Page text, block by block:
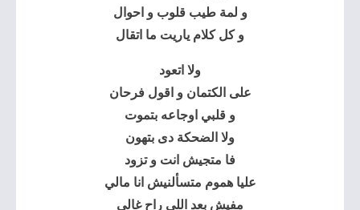
و لمة طيب قلوب و احوال
و كل كلام ياريت ما اتقال
ولا اتعود
على الكتمان و اقول فرحان
و قلبي اوجاعه بتموت
ولا الضحكة دى بتهون
فا متجيش انت و تزود
عليا هموم متسألنيش انا مالي
مفيش بعد اللي راح غالي